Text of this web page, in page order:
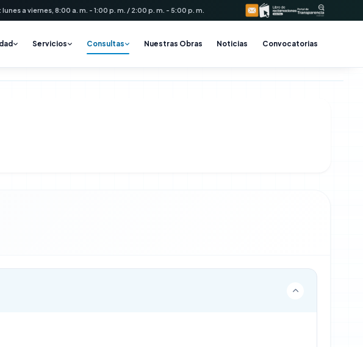
a viernes, 8:00 a. m. - 1:00 p. m. / 2:00 p. m. - 5:00 p. m.
Servicios Consultas Nuestras Obras Noticias Convocatorias
Distrital de